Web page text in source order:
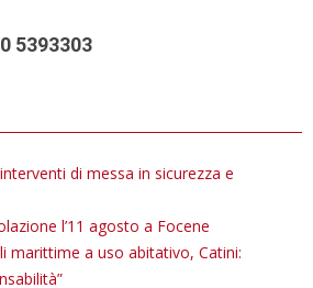
5393303
di messa in sicurezza e
l’11 agosto a Focene
marittime a uso abitativo, Catini: